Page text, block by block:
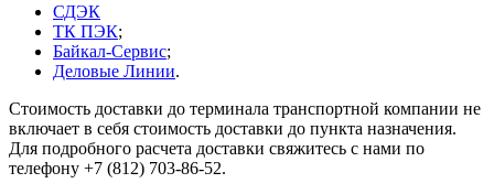
СДЭК
ТК ПЭК;
Байкал-Сервис;
Деловые Линии.
Стоимость доставки до терминала транспортной компании не
включает в себя стоимость доставки до пункта назначения.
Для подробного расчета доставки свяжитесь с нами по
телефону +7 (812) 703-86-52.